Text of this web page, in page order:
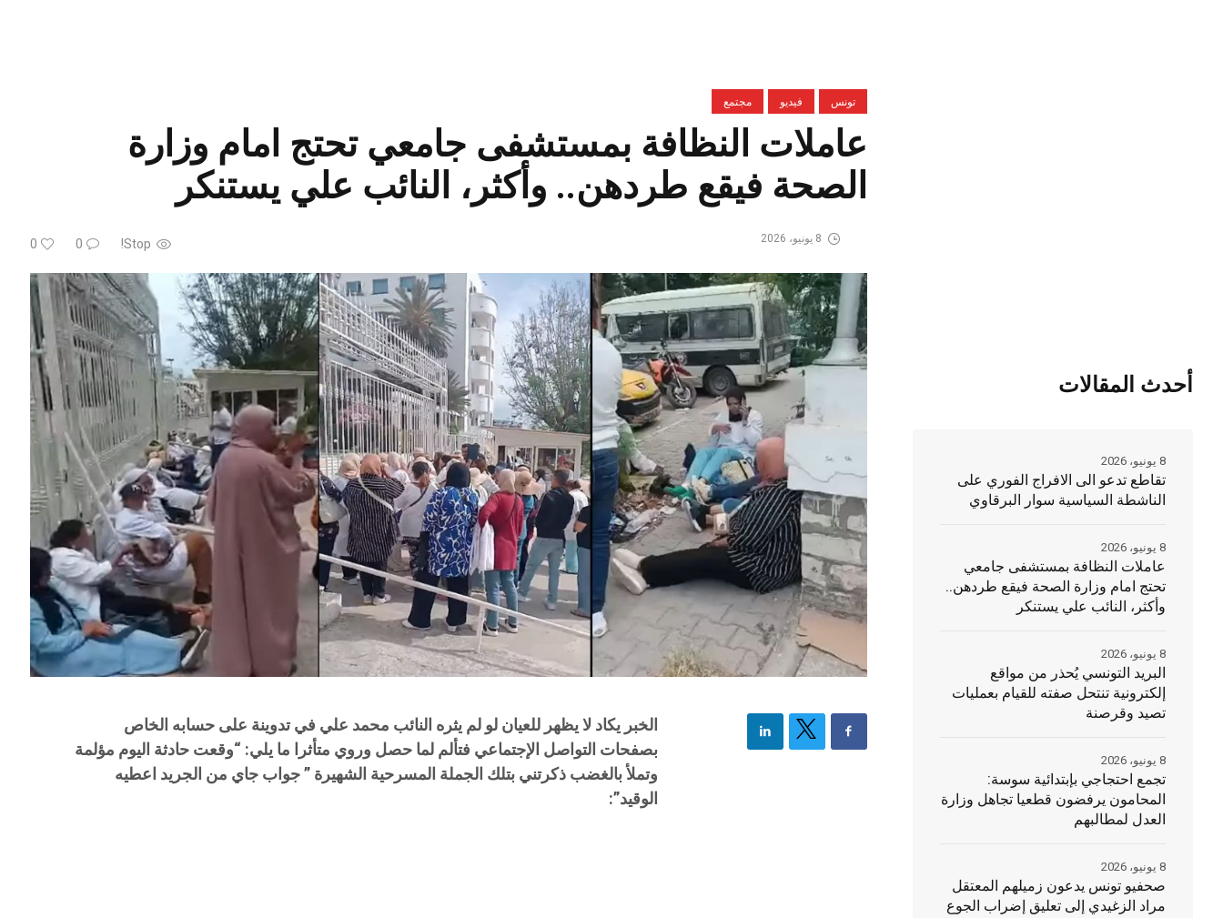
تونس فيديو مجتمع
عاملات النظافة بمستشفى جامعي تحتج امام وزارة
الصحة فيقع طردهن.. وأكثر، النائب علي يستنكر
Stop!
0
0 8 يونيو، 2026
الخبر يكاد لا يظهر للعيان لو لم يثره النائب محمد علي في تدوينة على حسابه الخاص
بصفحات التواصل الإجتماعي فتألم لما حصل وروي متأثرا ما يلي: “وقعت حادثة اليوم مؤلمة
وتملأ بالغضب ذكرتني بتلك الجملة المسرحية الشهيرة ” جواب جاي من الجريد اعطيه
الوقيد”:
أحدث المقالات
تقاطع تدعو الى الافراج الفوري على
الناشطة السياسية سوار البرقاوي
8 يونيو، 2026
عاملات النظافة بمستشفى جامعي
تحتج امام وزارة الصحة فيقع طردهن..
وأكثر، النائب علي يستنكر
8 يونيو، 2026
البريد التونسي يُحذر من مواقع
إلكترونية تنتحل صفته للقيام بعمليات
تصيد وقرصنة
8 يونيو، 2026
تجمع احتجاجي بإبتدائية سوسة:
المحامون يرفضون قطعيا تجاهل وزارة
العدل لمطالبهم
8 يونيو، 2026
صحفيو تونس يدعون زميلهم المعتقل
مراد الزغيدي إلى تعليق إضراب الجوع
8 يونيو، 2026